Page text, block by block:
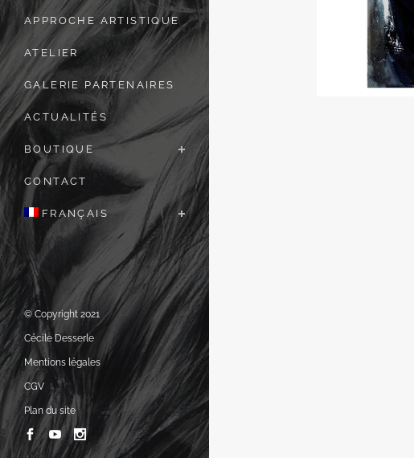
APPROCHE ARTISTIQUE
ATELIER
GALERIE PARTENAIRES
ACTUALITÉS
BOUTIQUE
CONTACT
FRANÇAIS
© Copyright 2021
Cécile Desserle
Mentions légales
CGV
Plan du site